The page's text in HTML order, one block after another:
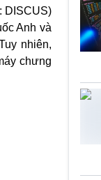
DISCUS)
Anh và
nhiên,
chưng